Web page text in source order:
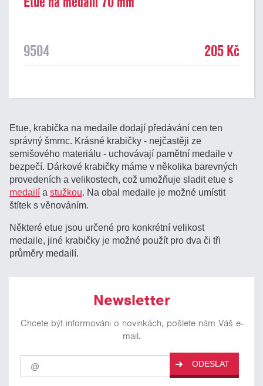
9504 205 Kč
Etue, krabička na medaile dodají předávání cen ten
správný šmrnc. Krásné krabičky - nejčastěji ze
semišového materiálu - uchovávají pamětní medaile v
bezpečí. Dárkové krabičky máme v několika barevných
provedeních a velikostech, což umožňuje sladit etue s
medailíastužkou. Na obal medaile je možné umístit
štítek s věnováním.
Některé etue jsou určené pro konkrétní velikost
medaile, jiné krabičky je možné použít pro dva či tři
průměry medailí.
Newsletter
Chcete být informováni o novinkách, pošlete nám Váš e-
mail.
Pro
odběr
našich
ODESLAT